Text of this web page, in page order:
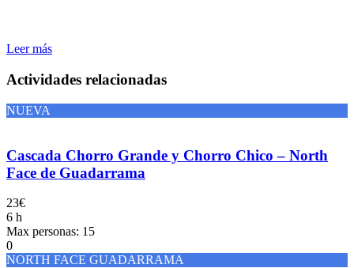
Leer más
Actividades relacionadas
NUEVA
Cascada Chorro Grande y Chorro Chico – North
Face de Guadarrama
23€
6 h
Max personas: 15
0
NORTH FACE GUADARRAMA